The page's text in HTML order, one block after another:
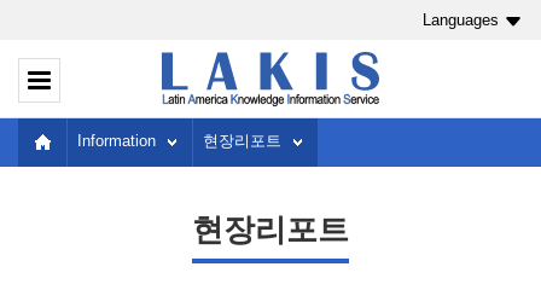
Languages
Information 현장리포트
현장리포트